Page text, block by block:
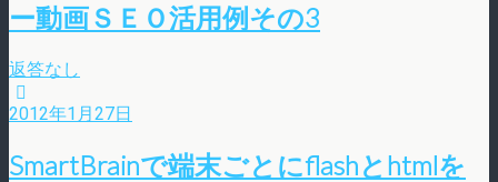
ー動画ＳＥＯ活用例その3
返答なし
2012年1月27日
SmartBrainで端末ごとにflashとhtmlを